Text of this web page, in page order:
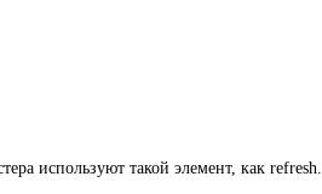
используют такой элемент, как refresh.